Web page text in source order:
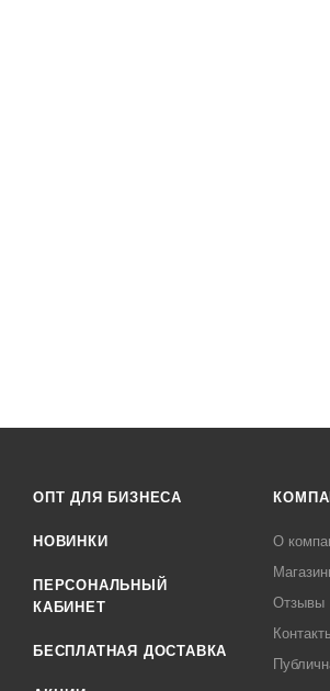
ОПТ ДЛЯ БИЗНЕСА
НОВИНКИ
ПЕРСОНАЛЬНЫЙ
КАБИНЕТ
БЕСПЛАТНАЯ ДОСТАВКА
О
Отзывы